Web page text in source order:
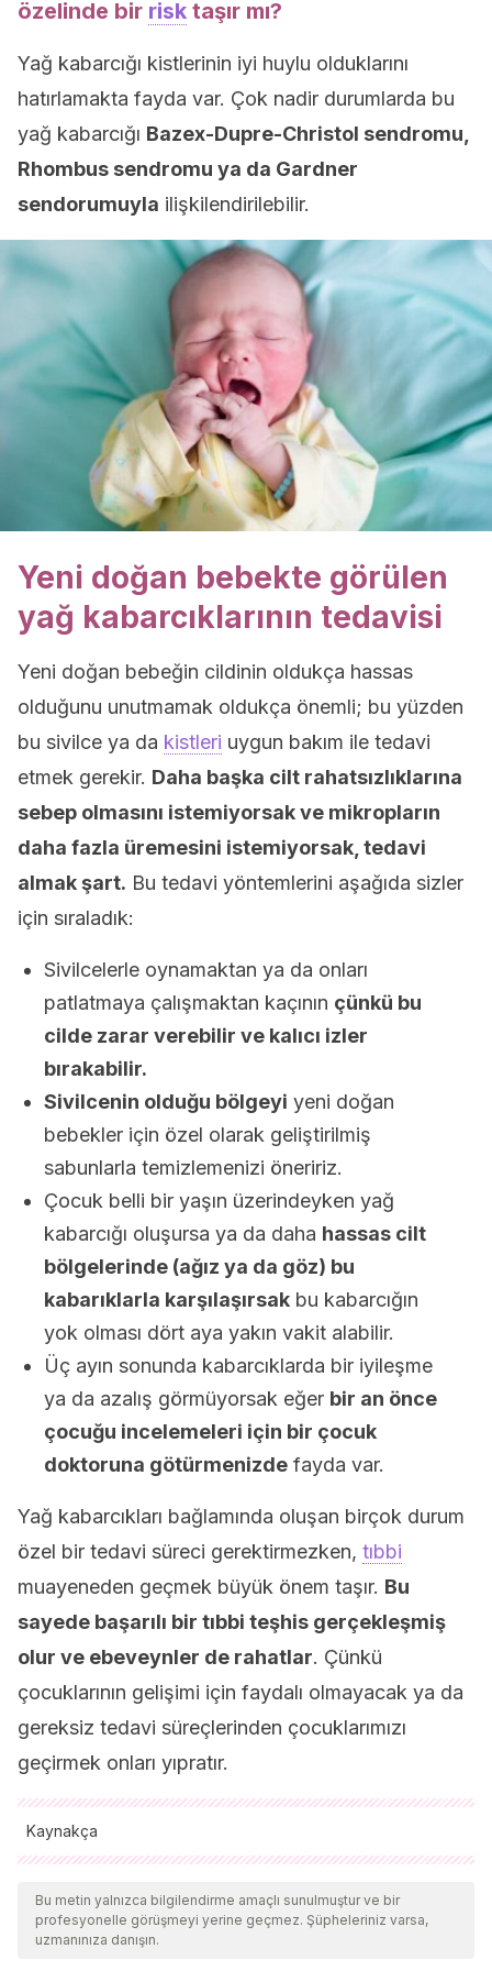
özelinde bir risk taşır mı?
Yağ kabarcığı kistlerinin iyi huylu olduklarını
hatırlamakta fayda var. Çok nadir durumlarda bu
yağ kabarcığı Bazex-Dupre-Christol sendromu,
Rhombus sendromu ya da Gardner
sendorumuyla ilişkilendirilebilir.
Yeni doğan bebekte görülen
yağ kabarcıklarının tedavisi
Yeni doğan bebeğin cildinin oldukça hassas
olduğunu unutmamak oldukça önemli; bu yüzden
bu sivilce ya da kistleri uygun bakım ile tedavi
etmek gerekir. Daha başka cilt rahatsızlıklarına
sebep olmasını istemiyorsak ve mikropların
daha fazla üremesini istemiyorsak, tedavi
almak şart. Bu tedavi yöntemlerini aşağıda sizler
için sıraladık:
Sivilcelerle oynamaktan ya da onları
patlatmaya çalışmaktan kaçının çünkü bu
cilde zarar verebilir ve kalıcı izler
bırakabilir.
Sivilcenin olduğu bölgeyi yeni doğan
bebekler için özel olarak geliştirilmiş
sabunlarla temizlemenizi öneririz.
Çocuk belli bir yaşın üzerindeyken yağ
kabarcığı oluşursa ya da daha hassas cilt
bölgelerinde (ağız ya da göz) bu
kabarıklarla karşılaşırsak bu kabarcığın
yok olması dört aya yakın vakit alabilir.
Üç ayın sonunda kabarcıklarda bir iyileşme
ya da azalış görmüyorsak eğer bir an önce
çocuğu incelemeleri için bir çocuk
doktoruna götürmenizde fayda var.
Yağ kabarcıkları bağlamında oluşan birçok durum
özel bir tedavi süreci gerektirmezken, tıbbi
muayeneden geçmek büyük önem taşır. Bu
sayede başarılı bir tıbbi teşhis gerçekleşmiş
olur ve ebeveynler de rahatlar. Çünkü
çocuklarının gelişimi için faydalı olmayacak ya da
gereksiz tedavi süreçlerinden çocuklarımızı
geçirmek onları yıpratır.
Kaynakça
Tüm alıntı yapılan kaynaklar, kalitelerini, güvenilirliklerini,
güncelliklerini ve geçerliliklerini sağlamak için ekibimiz
tarafından derinlemesine incelendi. Bu makalenin bibliyografisi
Bu metin yalnızca bilgilendirme amaçlı sunulmuştur ve bir
profesyonelle görüşmeyi yerine geçmez. Şüpheleriniz varsa,
uzmanınıza danışın.